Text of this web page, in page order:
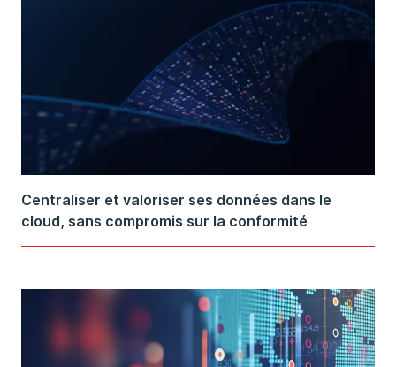
Centraliser et valoriser ses données dans le
cloud, sans compromis sur la conformité